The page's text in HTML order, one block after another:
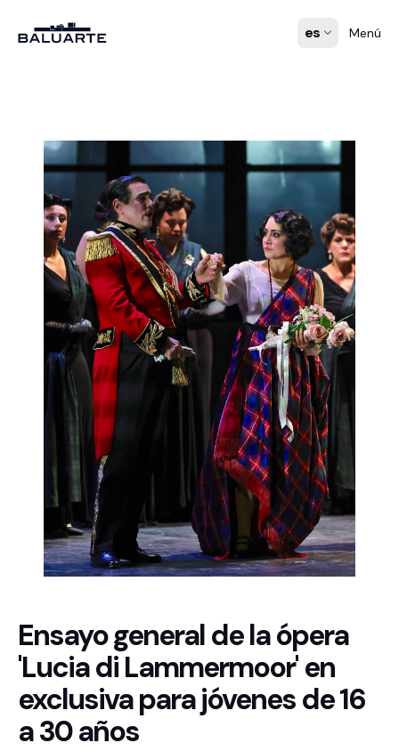
es Menú
Ensayo general de la ópera
'Lucia di Lammermoor' en
exclusiva para jóvenes de 16
a 30 años